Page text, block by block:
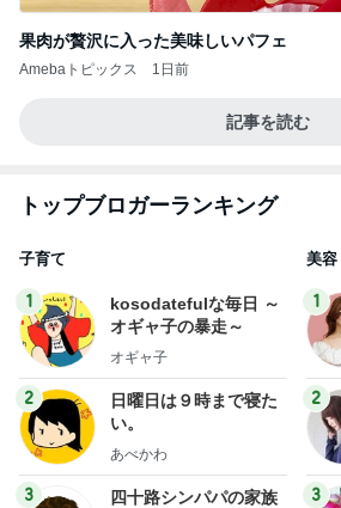
果肉が贅沢に入った美味しいパフェ
Amebaトピックス 1日前
記事を読む
トップブロガーランキング
子育て
1
kosodatefulな毎日 ～
オギャ子の暴走～
オギャ子
2
日曜日は９時まで寝た
い。
あべかわ
3
四十路シンパパの家族
美容
1
2
3